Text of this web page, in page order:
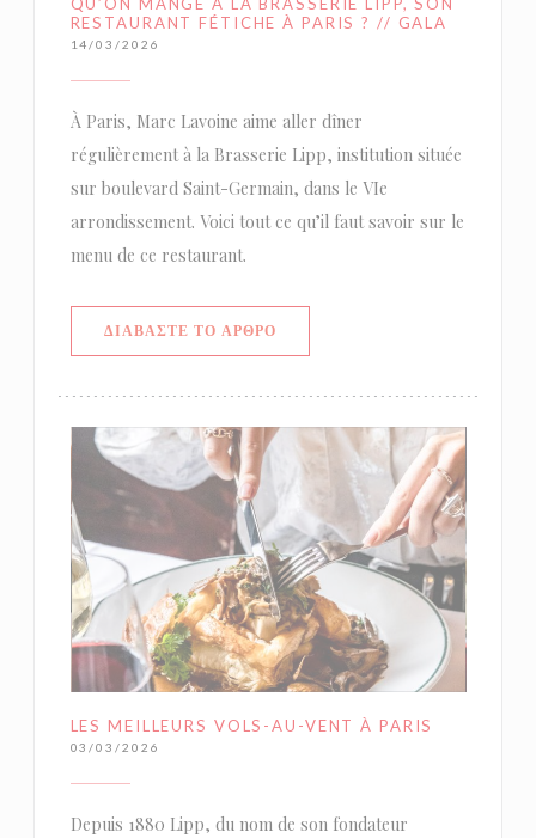
RESTAURANT FÉTICHE À PARIS ? // GALA
14/03/2026
À Paris, Marc Lavoine aime aller dîner
régulièrement à la Brasserie Lipp, institution située
sur boulevard Saint-Germain, dans le VIe
arrondissement. Voici tout ce qu’il faut savoir sur le
menu de ce restaurant.
ΔΙΑΒΆΣΤΕ ΤΟ ΆΡΘΡΟ((ΑΝΟΊΓΕΙ ΣΕ ΝΈΟ ΠΑΡΆΘΥΡΟ))
LES MEILLEURS VOLS-AU-VENT À PARIS
03/03/2026
Depuis 1880 Lipp, du nom de son fondateur